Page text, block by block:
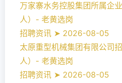
万家寨水务控股集团所属企
人）- 老黄选岗
招聘资讯 ➤ 2026-08-05
太原重型机械集团有限公司
人）- 老黄选岗
招聘资讯 ➤ 2026-08-05